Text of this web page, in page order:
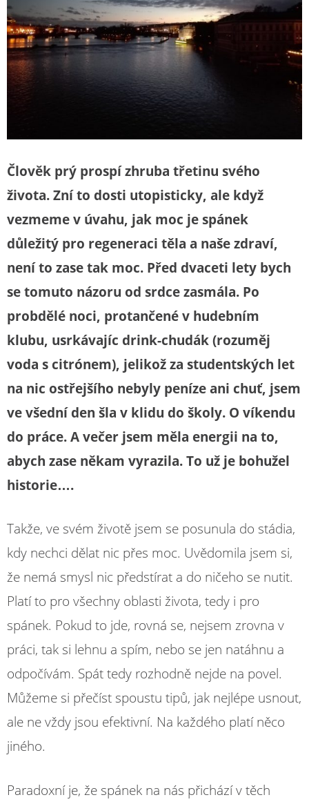
Člověk prý prospí zhruba třetinu svého
života. Zní to dosti utopisticky, ale když
vezmeme v úvahu, jak moc je spánek
důležitý pro regeneraci těla a naše zdraví,
není to zase tak moc. Před dvaceti lety bych
se tomuto názoru od srdce zasmála. Po
probdělé noci, protančené v hudebním
klubu, usrkávajíc drink-chudák (rozuměj
voda s citrónem), jelikož za studentských let
na nic ostřejšího nebyly peníze ani chuť, jsem
ve všední den šla v klidu do školy. O víkendu
do práce. A večer jsem měla energii na to,
abych zase někam vyrazila. To už je bohužel
historie….
Takže, ve svém životě jsem se posunula do stádia,
kdy nechci dělat nic přes moc. Uvědomila jsem si,
že nemá smysl nic předstírat a do ničeho se nutit.
Platí to pro všechny oblasti života, tedy i pro
spánek. Pokud to jde, rovná se, nejsem zrovna v
práci, tak si lehnu a spím, nebo se jen natáhnu a
odpočívám. Spát tedy rozhodně nejde na povel.
Můžeme si přečíst spoustu tipů, jak nejlépe usnout,
ale ne vždy jsou efektivní. Na každého platí něco
jiného.
Paradoxní je, že spánek na nás přichází v těch